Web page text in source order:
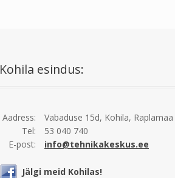
Kohila esindus:
Aadress:
Vabaduse 15d, Kohila, Raplamaa
Tel:
53 040 740
E-post:
info@tehnikakeskus.ee
Jälgi meid Kohilas!